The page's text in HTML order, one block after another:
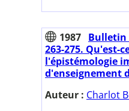
1987 Bulletin
263-275. Qu'est-
l'épistémologie
d'enseignement
Auteur : Charlot